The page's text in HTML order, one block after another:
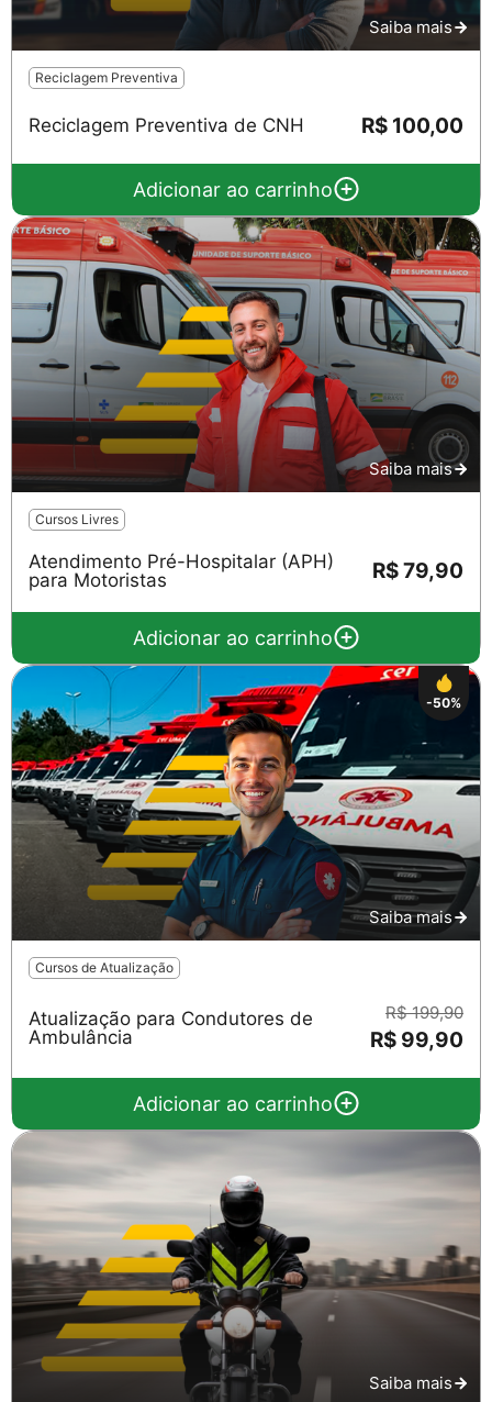
Saiba mais
Reciclagem Preventiva
Reciclagem Preventiva de CNH R$ 100,00
Adicionar ao carrinho
Saiba mais
Cursos Livres
Atendimento Pré-Hospitalar (APH)
para Motoristas
R$ 79,90
Adicionar ao carrinho
-50%
Saiba mais
Cursos de Atualização
Atualização para Condutores de
Ambulância
R$ 199,90
R$ 99,90
Adicionar ao carrinho
Saiba mais